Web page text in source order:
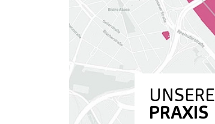
UNSERE
PRAXIS